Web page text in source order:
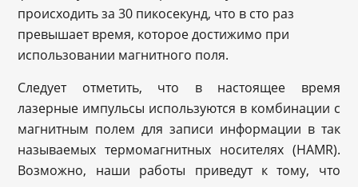
происходить за 30 пикосекунд, что в сто раз
превышает время, которое достижимо при
использовании магнитного поля.
Следует отметить, что в настоящее время
лазерные импульсы используются в комбинации с
магнитным полем для записи информации в так
называемых термомагнитных носителях (HAMR).
Возможно, наши работы приведут к тому, что